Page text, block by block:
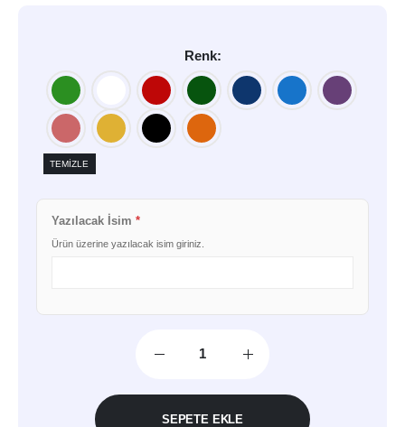
Renk
TEMIZLE
Yazılacak İsim *
Ürün üzerine yazılacak isim giriniz.
SEPETE EKLE